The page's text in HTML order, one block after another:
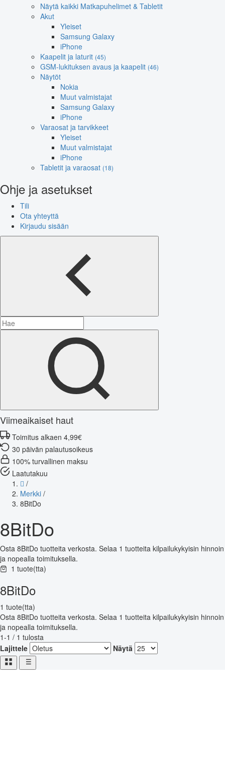
Näytä kaikki Matkapuhelimet & Tabletit
Akut
Yleiset
Samsung Galaxy
iPhone
Kaapelit ja laturit (45)
GSM-lukituksen avaus ja kaapelit (46)
Näytöt
Nokia
Muut valmistajat
Samsung Galaxy
iPhone
Varaosat ja tarvikkeet
Yleiset
Muut valmistajat
iPhone
Tabletit ja varaosat (18)
Ohje ja asetukset
Tili
Ota yhteyttä
Kirjaudu sisään
Viimeaikaiset haut
Toimitus alkaen 4,99€
30 päivän palautusoikeus
100% turvallinen maksu
Laatutakuu
/
Merkki /
8BitDo
8BitDo
Osta 8BitDo tuotteita verkosta. Selaa 1 tuotteita kilpailukykyisin hinnoin
ja nopealla toimituksella.
1 tuote(tta)
8BitDo
1 tuote(tta)
Osta 8BitDo tuotteita verkosta. Selaa 1 tuotteita kilpailukykyisin hinnoin
ja nopealla toimituksella.
1-1 / 1 tulosta
Lajittele
Näytä